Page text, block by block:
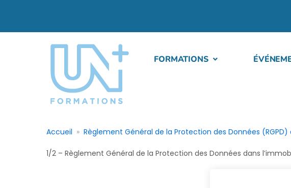
FORMATIONS
Accueil Règlement Général de la Protection des Données (RGPD)
1/2 – Règlement Général de la Protection des Données dans